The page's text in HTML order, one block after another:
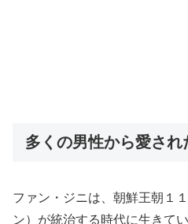
多くの男性から愛され
ファン・ジニは、朝鮮王朝１
ン）が統治する時代に生きて